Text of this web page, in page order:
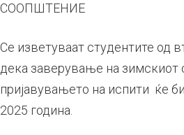
СООПШТЕНИЕ
Се изветуваат студентите од
дека заверување на зимскиот
пријавувањето на испити ќе
2025 година.